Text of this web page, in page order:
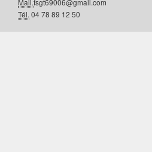
Mail.fsgt69006@gmail.com
Tél. 04 78 89 12 50